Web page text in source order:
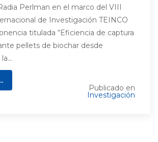
Perlman en el marco del VIII
de Investigación TEINCO
titulada “Eficiencia de captura
pellets de biochar desde
Publicado en
Investigación